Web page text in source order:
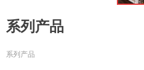
系列产品
系列产品